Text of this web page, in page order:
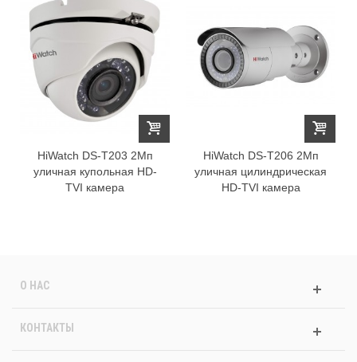
HiWatch DS-T203 2Мп
уличная купольная HD-
TVI камера
HiWatch DS-T206 2Мп
уличная цилиндрическая
HD-TVI камера
О НАС
КОНТАКТЫ